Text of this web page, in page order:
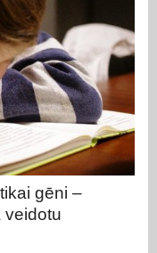
gēni –
veidotu